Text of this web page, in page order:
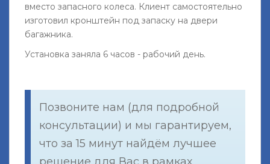
вместо запасного колеса. Клиент самостоятельно
изготовил кронштейн под запаску на двери
багажника.
Установка заняла 6 часов - рабочий день.
Позвоните нам (для подробной
консультации) и мы гарантируем,
что за 15 минут найдём лучшее